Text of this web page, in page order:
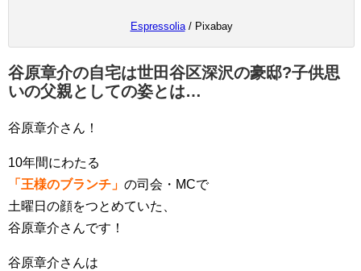
Espressolia/ Pixabay
谷原章介の自宅は世田谷区深沢の豪邸?子供思
いの父親としての姿とは…
谷原章介さん！
10年間にわたる
「王様のブランチ」 の司会・MCで
土曜日の顔をつとめていた、
谷原章介さんです！
谷原章介さんは